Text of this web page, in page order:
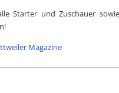
Starter und Zuschauer
Magazine